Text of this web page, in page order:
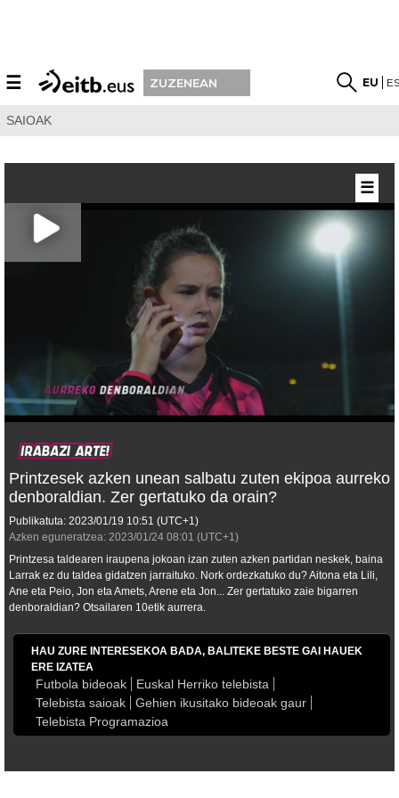
☰ ZUZENEAN EU
SAIOAK
Printzesek azken unean salbatu zuten ekipoa aurreko
denboraldian. Zer gertatuko da orain?
Publikatuta: 2023/01/19 10:51 (UTC+1)
Azken eguneratzea: 2023/01/24 08:01 (UTC+1)
Printzesa taldearen iraupena jokoan izan zuten azken partidan neskek, baina
Larrak ez du taldea gidatzen jarraituko. Nork ordezkatuko du? Aitona eta Lili,
Ane eta Peio, Jon eta Amets, Arene eta Jon... Zer gertatuko zaie bigarren
denboraldian? Otsailaren 10etik aurrera.
HAU ZURE INTERESEKOA BADA, BALITEKE BESTE GAI HAUEK
ERE IZATEA
Futbola bideoak
Euskal Herriko telebista
Telebista saioak
Gehien ikusitako bideoak gaur
Telebista Programazioa
☰